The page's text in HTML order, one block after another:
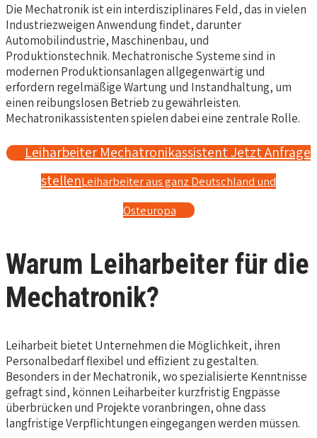
Die Mechatronik ist ein interdisziplinäres Feld, das in vielen
Industriezweigen Anwendung findet, darunter
Automobilindustrie, Maschinenbau, und
Produktionstechnik. Mechatronische Systeme sind in
modernen Produktionsanlagen allgegenwärtig und
erfordern regelmäßige Wartung und Instandhaltung, um
einen reibungslosen Betrieb zu gewährleisten.
Mechatronikassistenten spielen dabei eine zentrale Rolle.
Leiharbeiter Mechatronikassistent Jetzt Anfrage
stellenLeiharbeiter aus ganz Deutschland und
Osteuropa
Warum Leiharbeiter für die
Mechatronik?
Leiharbeit bietet Unternehmen die Möglichkeit, ihren
Personalbedarf flexibel und effizient zu gestalten.
Besonders in der Mechatronik, wo spezialisierte Kenntnisse
gefragt sind, können Leiharbeiter kurzfristig Engpässe
überbrücken und Projekte voranbringen, ohne dass
langfristige Verpflichtungen eingegangen werden müssen.